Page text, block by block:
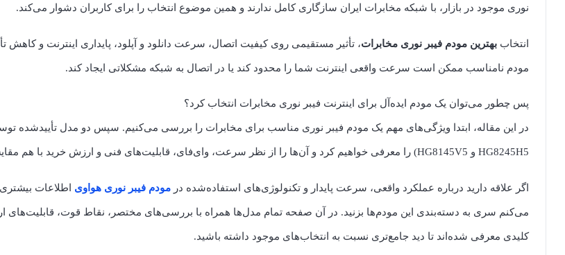
نوری موجود در بازار، با شبکه مخابرات ایران سازگاری کامل ندارند و همین موضوع انتخاب را برای کاربران دشوار می‌کند.
انتخاب بهترین مودم فیبر نوری مخابرات
مودم نامناسب ممکن است سرعت واقعی اینترنت شما را محدود کند یا در اتصال به شبکه مشکلاتی ایجاد کند.
پس چطور می‌توان یک مودم ایده‌آل برای اینترنت فیبر نوری مخابرات انتخاب کرد؟
HG8245H5 و HG8145V5) را معرفی خواهیم کرد و آن‌ها را از نظر سرعت، وای‌فای، قابلیت‌های فنی و ارزش خرید با هم مقایسه می‌کنیم.
اگر علاقه دارید درباره عملکرد واقعی، سرعت پایدار و تکنولوژی‌های استفاده‌شده در مودم فیبر نوری هواوی اطلاعات
می‌کنم سری به دسته‌بندی این مودم‌ها بزنید. در آن صفحه تمام مدل‌ها همراه با بررسی‌های مختصر، نقاط قوت، قابلیت‌های
کلیدی معرفی شده‌اند تا دید جامع‌تری نسبت به انتخاب‌های موجود داشته باشید.